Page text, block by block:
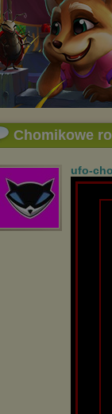
Chomikowe
ufo-